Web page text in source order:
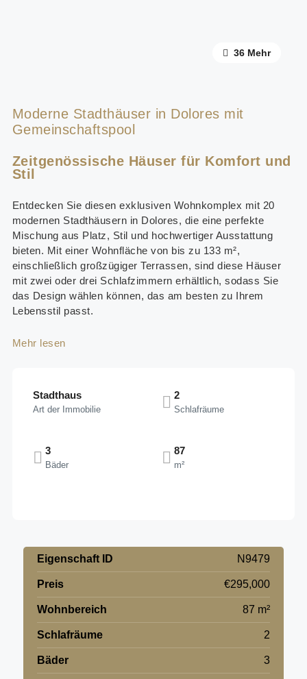
32 Mehr
36 Mehr
Moderne Stadthäuser in Dolores mit
Gemeinschaftspool
Zeitgenössische Häuser für Komfort und
Stil
Entdecken Sie diesen exklusiven Wohnkomplex mit 20
modernen Stadthäusern in Dolores, die eine perfekte
Mischung aus Platz, Stil und hochwertiger Ausstattung
bieten. Mit einer Wohnfläche von bis zu 133 m²,
einschließlich großzügiger Terrassen, sind diese Häuser
mit zwei oder drei Schlafzimmern erhältlich, sodass Sie
das Design wählen können, das am besten zu Ihrem
Lebensstil passt.
Mehr lesen
Stadthaus
Art der Immobilie
2
Schlafräume
3
Bäder
87
m²
Eigenschaft ID N9479
Preis €295,000
Wohnbereich 87 m²
Schlafräume 2
Bäder 3